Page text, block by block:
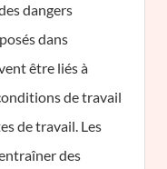
dangers
dans
être liés à
de travail
de travail. Les
des